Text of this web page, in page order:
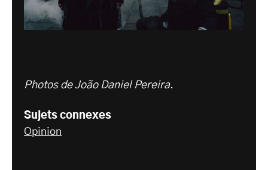
Photos de João Daniel Pereira.
Sujets connexes
Opinion